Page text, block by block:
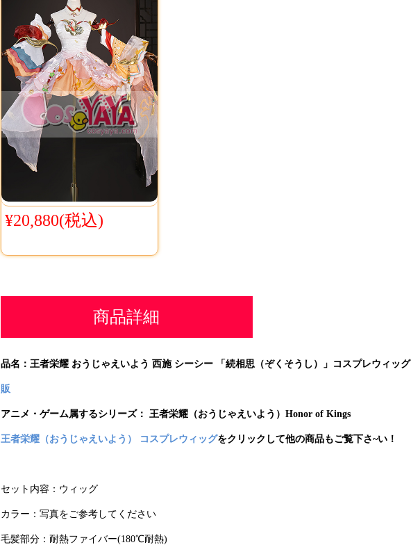
¥20,880(税込)
商品詳細
品名：王者栄耀 おうじゃえいよう 西施 シーシー 「続相思（ぞくそうし）」コスプレウィッグ
販
アニメ・ゲーム属するシリーズ： 王者栄耀（おうじゃえいよう）Honor of Kings
王者栄耀（おうじゃえいよう） コスプレウィッグをクリックして他の商品もご覧下さ~い！
セット内容：ウィッグ
カラー：写真をご参考してください
毛髪部分：耐熱ファイバー(180℃耐熱)